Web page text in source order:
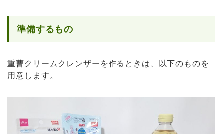
準備するもの
重曹クリームクレンザーを作るときは、以下のものを
用意します。